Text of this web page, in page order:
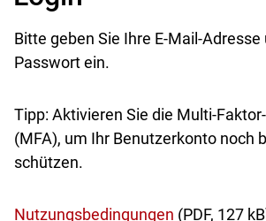
Bitte geben Sie Ihre E-Mail-Adresse
Passwort ein.
Tipp: Aktivieren Sie die Multi-
(MFA), um Ihr Benutzerkonto noch
schützen.
Nutzungsbedingungen (PDF, 127